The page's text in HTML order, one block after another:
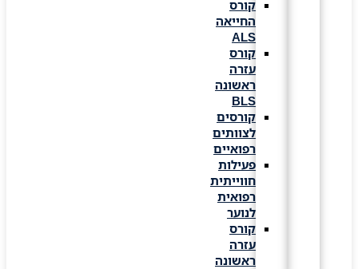
קורס
החייאה
קורס
עזרה
ראשונה
קורסים
לצוותים
רפואיים
פעילות
חווייתית
רפואית
לנוער
קורס
עזרה
ראשונה